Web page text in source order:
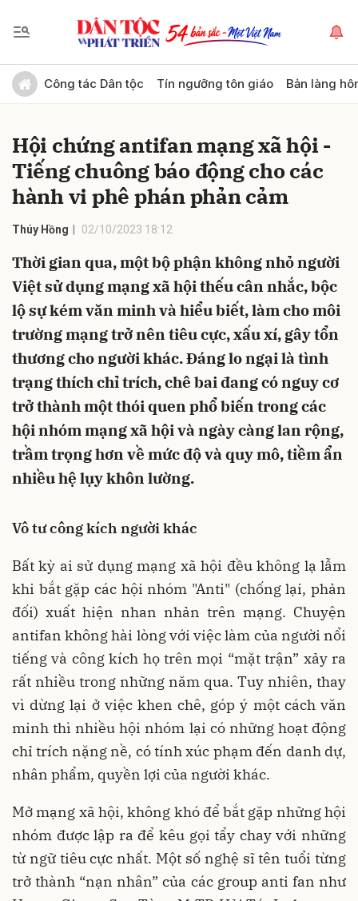
Công tác Dân tộc Tín ngưỡng tôn giáo Bản làng
Hội chứng antifan mạng xã hội -
Tiếng chuông báo động cho các
hành vi phê phán phản cảm
Thúy Hồng 02/10/2023 18:12
Thời gian qua, một bộ phận không nhỏ người
Việt sử dụng mạng xã hội thếu cân nhắc, bộc
lộ sự kém văn minh và hiểu biết, làm cho môi
trường mạng trở nên tiêu cực, xấu xí, gây tổn
thương cho người khác. Đáng lo ngại là tình
trạng thích chỉ trích, chê bai đang có nguy cơ
trở thành một thói quen phổ biến trong các
hội nhóm mạng xã hội và ngày càng lan rộng,
trầm trọng hơn về mức độ và quy mô, tiềm ẩn
nhiều hệ lụy khôn lường.
Vô tư công kích người khác
Bất kỳ ai sử dụng mạng xã hội đều không lạ lẫm
khi bắt gặp các hội nhóm "Anti" (chống lại, phản
đối) xuất hiện nhan nhản trên mạng. Chuyện
antifan không hài lòng với việc làm của người nổi
tiếng và công kích họ trên mọi “mặt trận” xảy ra
rất nhiều trong những năm qua. Tuy nhiên, thay
vì dừng lại ở việc khen chê, góp ý một cách văn
minh thì nhiều hội nhóm lại có những hoạt động
chỉ trích nặng nề, có tính xúc phạm đến danh dự,
nhân phẩm, quyền lợi của người khác.
Mở mạng xã hội, không khó để bắt gặp những hội
nhóm được lập ra để kêu gọi tẩy chay với những
từ ngữ tiêu cực nhất. Một số nghệ sĩ tên tuổi từng
trở thành “nạn nhân” của các group anti fan như
Gửi bình luận